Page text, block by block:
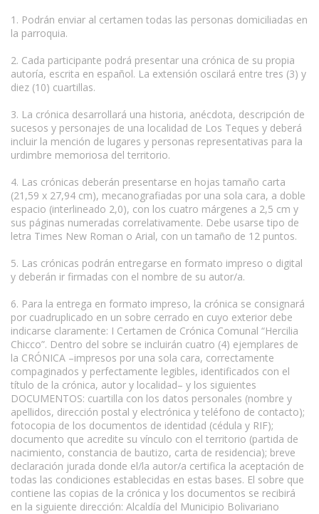
1. Podrán enviar al certamen todas las personas domiciliadas en
la parroquia.
2. Cada participante podrá presentar una crónica de su propia
autoría, escrita en español. La extensión oscilará entre tres (3) y
diez (10) cuartillas.
3. La crónica desarrollará una historia, anécdota, descripción de
sucesos y personajes de una localidad de Los Teques y deberá
incluir la mención de lugares y personas representativas para la
urdimbre memoriosa del territorio.
4. Las crónicas deberán presentarse en hojas tamaño carta
(21,59 x 27,94 cm), mecanografiadas por una sola cara, a doble
espacio (interlineado 2,0), con los cuatro márgenes a 2,5 cm y
sus páginas numeradas correlativamente. Debe usarse tipo de
letra Times New Roman o Arial, con un tamaño de 12 puntos.
5. Las crónicas podrán entregarse en formato impreso o digital
y deberán ir firmadas con el nombre de su autor/a.
6. Para la entrega en formato impreso, la crónica se consignará
por cuadruplicado en un sobre cerrado en cuyo exterior debe
indicarse claramente: I Certamen de Crónica Comunal “Hercilia
Chicco”. Dentro del sobre se incluirán cuatro (4) ejemplares de
la CRÓNICA –impresos por una sola cara, correctamente
compaginados y perfectamente legibles, identificados con el
título de la crónica, autor y localidad– y los siguientes
DOCUMENTOS: cuartilla con los datos personales (nombre y
apellidos, dirección postal y electrónica y teléfono de contacto);
fotocopia de los documentos de identidad (cédula y RIF);
documento que acredite su vínculo con el territorio (partida de
nacimiento, constancia de bautizo, carta de residencia); breve
declaración jurada donde el/la autor/a certifica la aceptación de
todas las condiciones establecidas en estas bases. El sobre que
contiene las copias de la crónica y los documentos se recibirá
en la siguiente dirección: Alcaldía del Municipio Bolivariano